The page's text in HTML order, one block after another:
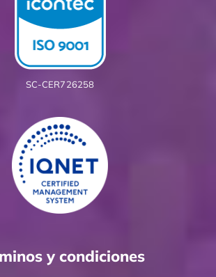
SC-CER726258
y condiciones